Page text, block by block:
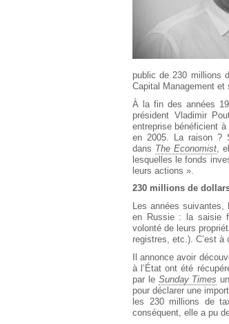
public de 230 millions
Capital Management et
À la fin des années
président Vladimir
entreprise bénéficient à
en 2005. La raison ?
dans The Economist ,
lesquelles le fonds
leurs actions ».
230 millions de
Les années suivantes,
en Russie : la saisie
volonté de leurs
registres, etc.). C’est à
Il annonce avoir
à l’État ont été
par le Sunday Times
pour déclarer une
les 230 millions de
conséquent, elle a pu